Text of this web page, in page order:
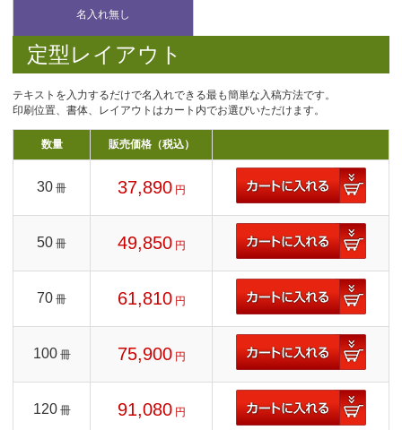
定型レイアウト
テキストを入力するだけで名入れできる最も簡単な入稿方法です。
印刷位置、書体、レイアウトはカート内でお選びいただけます。
数量 販売価格（税込）
30 冊 37,890 円
50 冊 49,850 円
70 冊 61,810 円
100 冊 75,900 円
120 冊 91,080 円